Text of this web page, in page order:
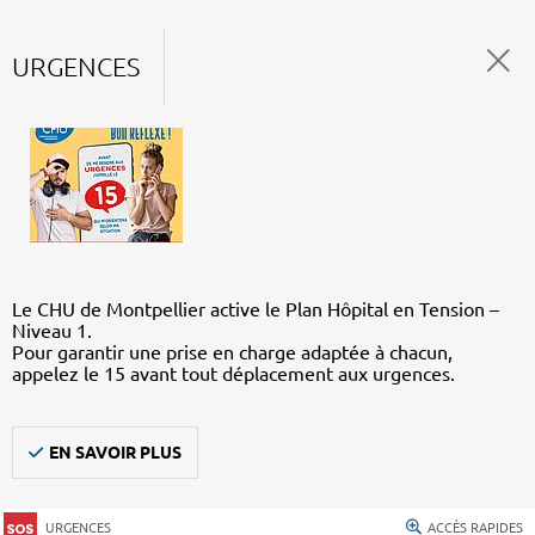
URGENCES
Le CHU de Montpellier active le Plan Hôpital en Tension –
Niveau 1.
Pour garantir une prise en charge adaptée à chacun,
appelez le 15 avant tout déplacement aux urgences.
EN SAVOIR PLUS
URGENCES ACCÈS RAPIDES